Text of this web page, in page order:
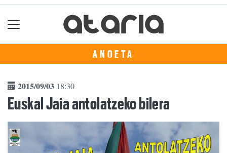
ANOETA
2015/09/03 18:30
Euskal Jaia antolatzeko bilera